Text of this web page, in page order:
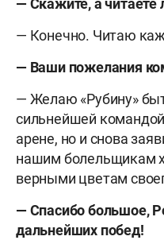
— Скажите, а
— Конечно. Читаю
— Ваши пожелания
— Желаю «Рубину»
сильнейшей
арене, но и снова
нашим болельщикам
верными цветам
— Спасибо большое,
дальнейших побед!